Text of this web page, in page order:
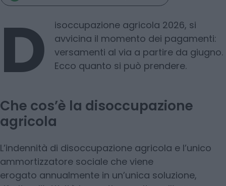
D
isoccupazione agricola 2026, si
avvicina il momento dei pagamenti:
versamenti al via a partire da giugno.
Ecco quanto si può prendere.
Che cos’è la disoccupazione
agricola
L’indennità di disoccupazione agricola e l’unico
ammortizzatore sociale che viene
erogato annualmente in un’unica soluzione,